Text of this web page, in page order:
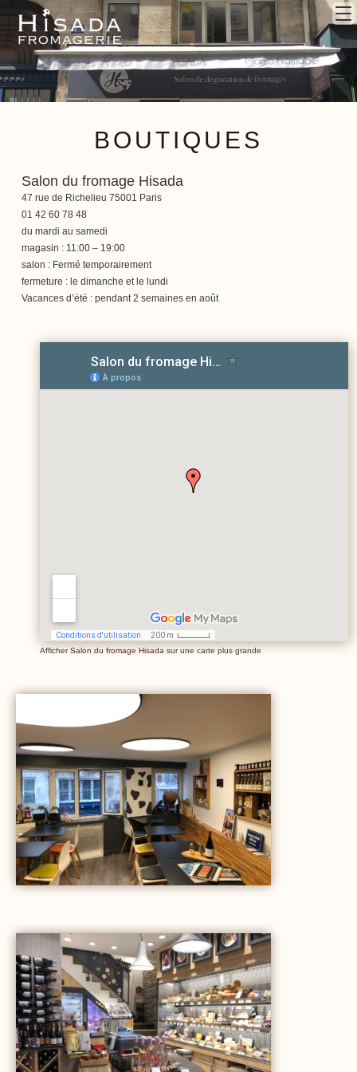
Fromagerie
Hisada
BOUTIQUES
Salon du fromage Hisada
47 rue de Richelieu 75001 Paris
01 42 60 78 48
du mardi au samedi
magasin : 11:00 – 19:00
salon : Fermé temporairement
fermeture : le dimanche et le lundi
Vacances d’été : pendant 2 semaines en août
AfficherSalon du fromage Hisada sur une carte plus grande